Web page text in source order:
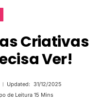
Criativas
Ver!
Updated: 31/12/2025
de Leitura 15 Mins